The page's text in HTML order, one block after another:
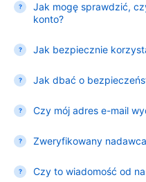
Jak mogę sprawdzić,
konto?
Jak bezpiecznie
Jak dbać o
Czy mój adres e-mail
Zweryfikowany nadawca
Czy to wiadomość od